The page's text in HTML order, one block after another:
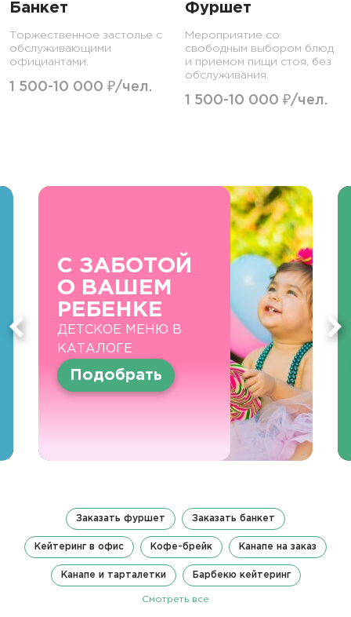
Банкет
Торжественное застолье с
обслуживающими
официантами.
1 500-10 000 ₽/чел.
Фуршет
Мероприятие со
свободным выбором блюд
и приемом пищи стоя, без
обслуживания.
1 500-10 000 ₽/чел.
С ЗАБОТОЙ
О ВАШЕМ
РЕБЕНКЕ
ДЕТСКОЕ МЕНЮ В
КАТАЛОГЕ
Подобрать
Заказать фуршет Заказать банкет
Кейтеринг в офис Кофе-брейк Канапе на заказ
Канапе и тарталетки Барбекю кейтеринг
Смотреть все